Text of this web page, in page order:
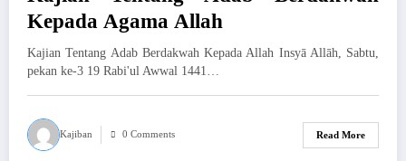
Kepada Agama Allah
Kajian Tentang Adab Berdakwah Kepada Allah Insyā Allāh, Sabtu,
pekan ke-3 19 Rabi'ul Awwal 1441…
Kajiban 0 Comments Read More